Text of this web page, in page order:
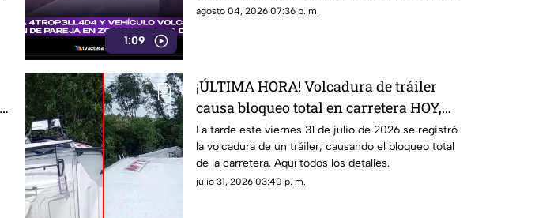
1:09
agosto 04, 2026 07:36 p. m.
¡ÚLTIMA HORA! Volcadura de tráiler
causa bloqueo total en carretera HOY,
viernes 31 de julio de 2026; ¿dónde y a
qué altura ocurrió?
La tarde este viernes 31 de julio de 2026 se registró
la volcadura de un tráiler, causando el bloqueo total
de la carretera. Aquí todos los detalles.
julio 31, 2026 03:40 p. m.